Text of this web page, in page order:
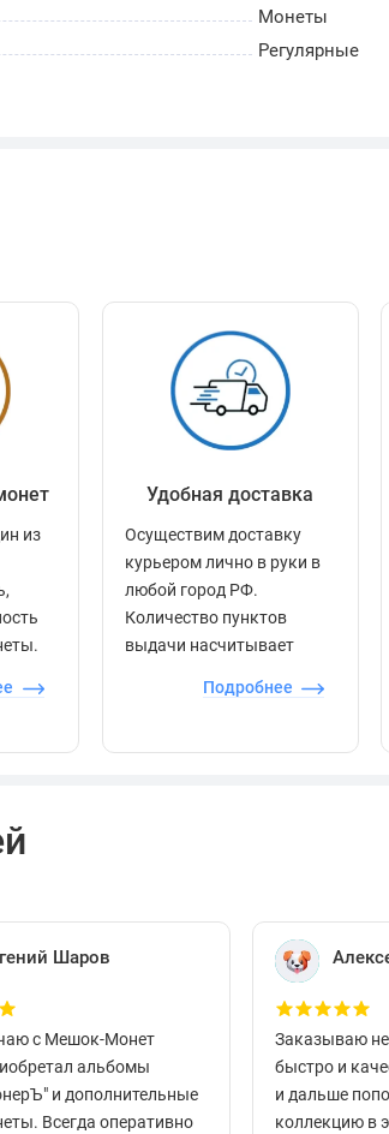
Монеты
Регулярные
из
Удобная доставка
Осуществим доставку
курьером лично в руки в
любой город РФ.
Количество пунктов
выдачи насчитывает
всей стране.
Подробнее
Шаров
с Мешок-Монет
альбомы
и дополнительные
Всегда оперативно
Заказываю
быстро и
и дальше
коллекцию в